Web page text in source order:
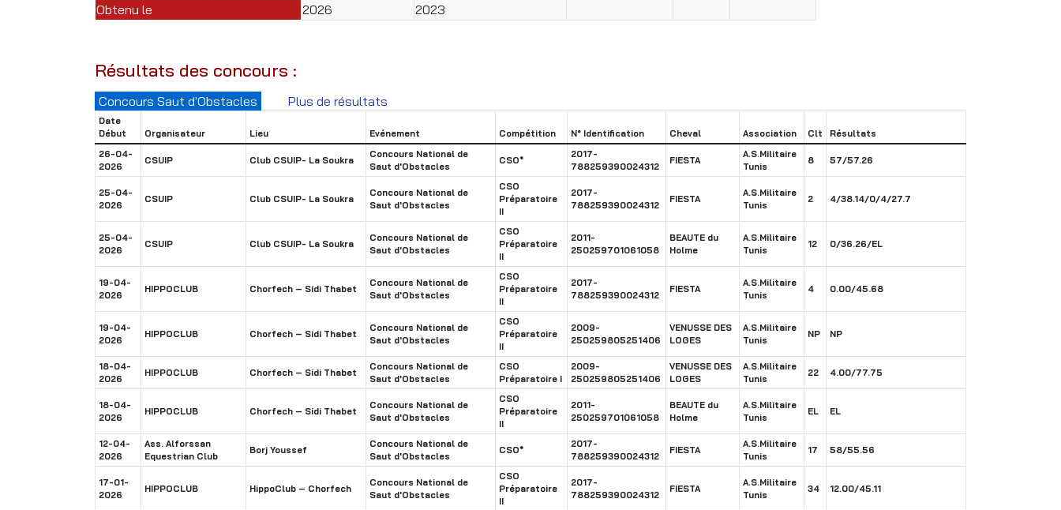
Obtenu le
2026 2023
Résultats des concours :
Concours Saut d'Obstacles Plus de résultats
Date
Début
Organisateur Lieu Evénement Compétition N° Identification Cheval Association Clt
Résultats
26-04-
2026
CSUIP Club CSUIP- La Soukra
Concours National de
Saut d'Obstacles
CSO*
2017-
788259390024312
FIESTA
A.S.Militaire
Tunis
8 57/57.26
25-04-
2026
CSUIP Club CSUIP- La Soukra
Concours National de
Saut d'Obstacles
CSO
Préparatoire
II
2017-
788259390024312
FIESTA
A.S.Militaire
Tunis
2 4/38.14/0/4/27.7
25-04-
2026
CSUIP Club CSUIP- La Soukra
Concours National de
Saut d'Obstacles
CSO
Préparatoire
II
2011-
250259701061058
BEAUTE du
Holme
A.S.Militaire
Tunis
12 0/36.26/EL
19-04-
2026
HIPPOCLUB Chorfech – Sidi Thabet
Concours National de
Saut d'Obstacles
CSO
Préparatoire
II
2017-
788259390024312
FIESTA
A.S.Militaire
Tunis
4 0.00/45.68
19-04-
2026
HIPPOCLUB Chorfech – Sidi Thabet
Concours National de
Saut d'Obstacles
CSO
Préparatoire
II
2009-
250259805251406
VENUSSE DES
LOGES
A.S.Militaire
Tunis
NP NP
18-04-
2026
HIPPOCLUB Chorfech – Sidi Thabet
Concours National de
Saut d'Obstacles
CSO
Préparatoire I
2009-
250259805251406
VENUSSE DES
LOGES
A.S.Militaire
Tunis
22 4.00/77.75
18-04-
2026
HIPPOCLUB Chorfech – Sidi Thabet
Concours National de
Saut d'Obstacles
CSO
Préparatoire
II
2011-
250259701061058
BEAUTE du
Holme
A.S.Militaire
Tunis
EL EL
12-04-
2026
Ass. Alforssan
Equestrian Club
Borj Youssef
Concours National de
Saut d'Obstacles
CSO*
2017-
788259390024312
FIESTA
A.S.Militaire
Tunis
17 58/55.56
17-01-
2026
HIPPOCLUB HippoClub – Chorfech
Concours National de
Saut d'Obstacles
CSO
Préparatoire
II
2017-
788259390024312
FIESTA
A.S.Militaire
Tunis
34 12.00/45.11